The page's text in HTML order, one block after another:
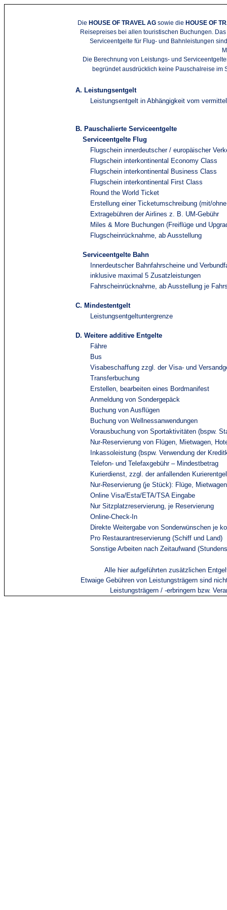
Die HOUSE OF TRAVEL AG sowie die HOUSE OF
Reisepreises bei allen touristischen Buchungen.
Serviceentgelte für Flug- und Bahnleistungen
Die Berechnung von Leistungs- und
begründet ausdrücklich keine Pauschalreise im
A. Leistungsentgelt
Leistungsentgelt in Abhängigkeit vom
B. Pauschalierte Serviceentgelte
Serviceentgelte Flug
Flugschein innerdeutscher / europäischer
Flugschein interkontinental Economy Class
Flugschein interkontinental Business Class
Flugschein interkontinental First Class
Round the World Ticket
Erstellung einer Ticketumschreibung (mit/
Extragebühren der Airlines z. B. UM-Gebühr
Miles & More Buchungen (Freiflüge und
Flugscheinrücknahme, ab Ausstellung
Serviceentgelte Bahn
Innerdeutscher Bahnfahrscheine und
inklusive maximal 5 Zusatzleistungen
Fahrscheinrücknahme, ab Ausstellung je
C. Mindestentgelt
Leistungsentgeltuntergrenze
D. Weitere additive Entgelte
Fähre
Bus
Visabeschaffung zzgl. der Visa- und
Transferbuchung
Erstellen, bearbeiten eines Bordmanifest
Anmeldung von Sondergepäck
Buchung von Ausflügen
Buchung von Wellnessanwendungen
Vorausbuchung von Sportaktivitäten (bspw.
Nur-Reservierung von Flügen, Mietwagen,
Inkassoleistung (bspw. Verwendung der
Telefon- und Telefaxgebühr – Mindestbetrag
Kurierdienst, zzgl. der anfallenden
Nur-Reservierung (je Stück): Flüge,
Online Visa/Esta/ETA/TSA Eingabe
Nur Sitzplatzreservierung, je Reservierung
Online-Check-In
Direkte Weitergabe von Sonderwünschen je
Pro Restaurantreservierung (Schiff und Land)
Sonstige Arbeiten nach Zeitaufwand
Alle hier aufgeführten zusätzlichen
Etwaige Gebühren von Leistungsträgern sind
Leistungsträgern / -erbringern bzw.